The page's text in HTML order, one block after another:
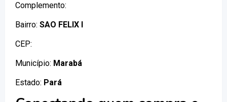
Complemento:
Bairro: SAO FELIX I
CEP:
Município: Marabá
Estado: Pará